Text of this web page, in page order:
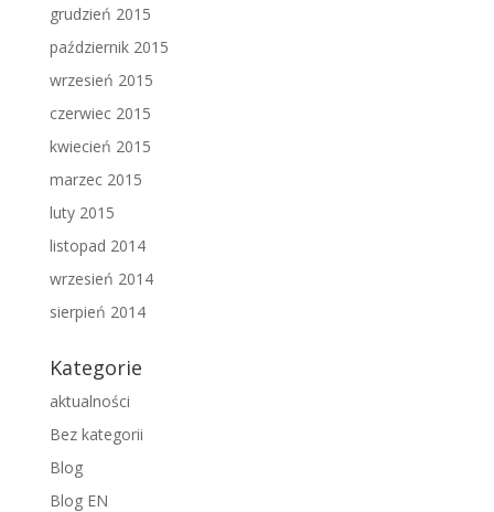
grudzień 2015
październik 2015
wrzesień 2015
czerwiec 2015
kwiecień 2015
marzec 2015
luty 2015
listopad 2014
wrzesień 2014
sierpień 2014
Kategorie
aktualności
Bez kategorii
Blog
Blog EN